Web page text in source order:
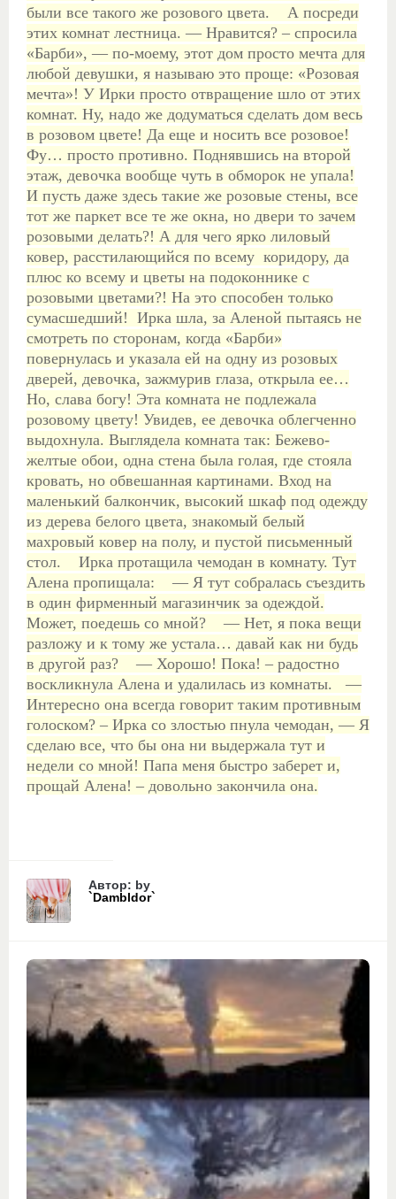
были все такого же розового цвета. А посреди
этих комнат лестница. — Нравится? – спросила
«Барби», — по-моему, этот дом просто мечта для
любой девушки, я называю это проще: «Розовая
мечта»! У Ирки просто отвращение шло от этих
комнат. Ну, надо же додуматься сделать дом весь
в розовом цвете! Да еще и носить все розовое!
Фу… просто противно. Поднявшись на второй
этаж, девочка вообще чуть в обморок не упала!
И пусть даже здесь такие же розовые стены, все
тот же паркет все те же окна, но двери то зачем
розовыми делать?! А для чего ярко лиловый
ковер, расстилающийся по всему коридору, да
плюс ко всему и цветы на подоконнике с
розовыми цветами?! На это способен только
сумасшедший! Ирка шла, за Аленой пытаясь не
смотреть по сторонам, когда «Барби»
повернулась и указала ей на одну из розовых
дверей, девочка, зажмурив глаза, открыла ее…
Но, слава богу! Эта комната не подлежала
розовому цвету! Увидев, ее девочка облегченно
выдохнула. Выглядела комната так: Бежево-
желтые обои, одна стена была голая, где стояла
кровать, но обвешанная картинами. Вход на
маленький балкончик, высокий шкаф под одежду
из дерева белого цвета, знакомый белый
махровый ковер на полу, и пустой письменный
стол. Ирка протащила чемодан в комнату. Тут
Алена пропищала: — Я тут собралась съездить
в один фирменный магазинчик за одеждой.
Может, поедешь со мной? — Нет, я пока вещи
разложу и к тому же устала… давай как ни будь
в другой раз? — Хорошо! Пока! – радостно
воскликнула Алена и удалилась из комнаты. —
Интересно она всегда говорит таким противным
голоском? – Ирка со злостью пнула чемодан, — Я
сделаю все, что бы она ни выдержала тут и
недели со мной! Папа меня быстро заберет и,
прощай Алена! – довольно закончила она.
Автор: by
`Dambldor`